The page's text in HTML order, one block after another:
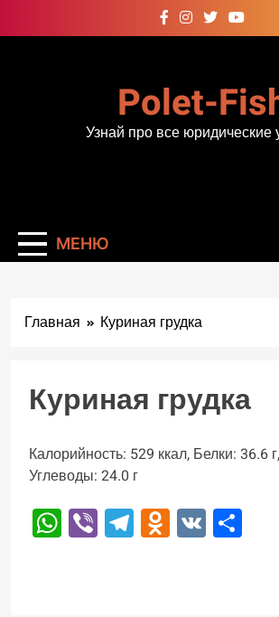
к
Polet-
Узнай про все юридические
МЕНЮ
Главная Куриная грудка
Куриная грудка
Калорийность: 529 ккал, Белки: 36.6
Углеводы: 24.0 г
WhatsApp
ViberTelegram
VK